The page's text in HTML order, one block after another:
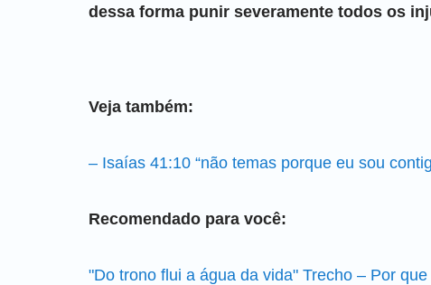
dessa forma punir severamente todos os
Veja também:
– Isaías 41:10 “não temas porque eu sou
Recomendado para você:
"Do trono flui a água da vida" Trecho – Por